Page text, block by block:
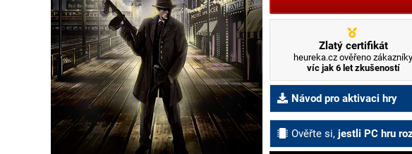
Zlatý certifikát
heureka.cz ověřeno zákazníky
víc jak 6 let zkušeností
Návod pro aktivaci hry
Ověřte si, jestli PC hru